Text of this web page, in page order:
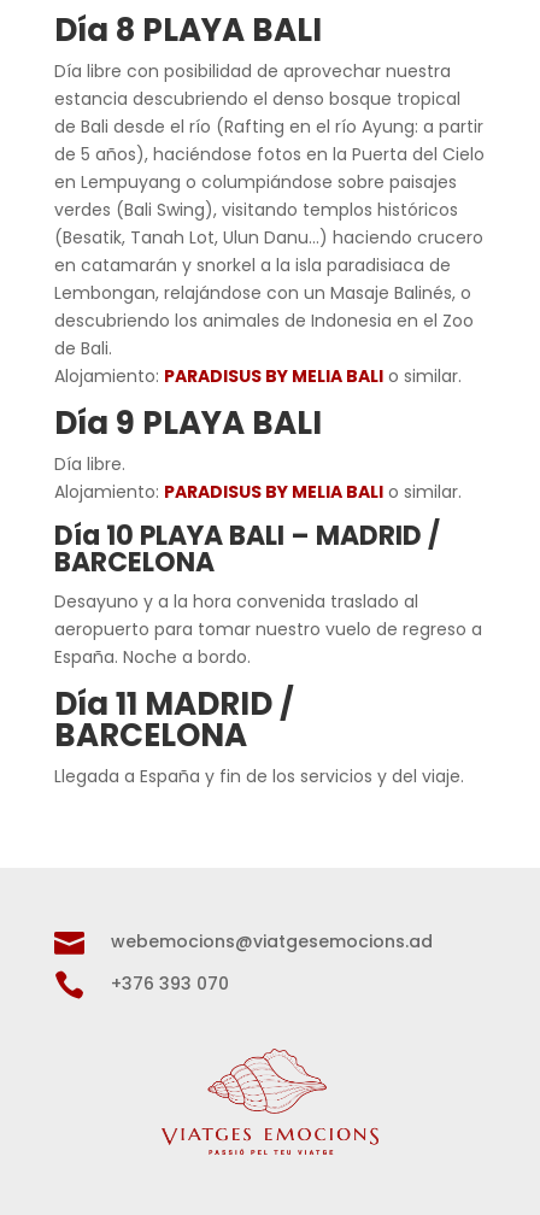
Día 8 PLAYA BALI
Día libre con posibilidad de aprovechar nuestra
estancia descubriendo el denso bosque tropical
de Bali desde el río (Rafting en el río Ayung: a partir
de 5 años), haciéndose fotos en la Puerta del Cielo
en Lempuyang o columpiándose sobre paisajes
verdes (Bali Swing), visitando templos históricos
(Besatik, Tanah Lot, Ulun Danu…) haciendo crucero
en catamarán y snorkel a la isla paradisiaca de
Lembongan, relajándose con un Masaje Balinés, o
descubriendo los animales de Indonesia en el Zoo
de Bali.
Alojamiento: PARADISUS BY MELIA BALIo similar.
Día 9 PLAYA BALI
Día libre.
Alojamiento: PARADISUS BY MELIA BALIo similar.
Día 10 PLAYA BALI – MADRID /
BARCELONA
Desayuno y a la hora convenida traslado al
aeropuerto para tomar nuestro vuelo de regreso a
España. Noche a bordo.
Día 11 MADRID /
BARCELONA
Llegada a España y fin de los servicios y del viaje.
 webemocions@viatgesemocions.ad
 +376 393 070